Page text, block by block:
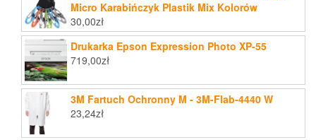
Micro Karabińczyk Plastik Mix Kolorów
30,00zł
Drukarka Epson Expression Photo XP-55
719,00zł
3M Fartuch Ochronny M - 3M-Flab-4440 W
23,24zł